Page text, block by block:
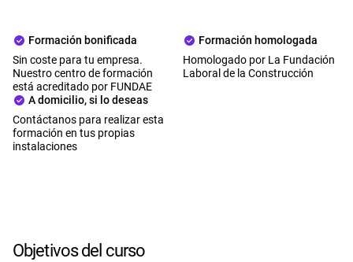
Formación bonificada
Sin coste para tu empresa.
Nuestro centro de formación
está acreditado por FUNDAE
Formación homologada
Homologado por La Fundación
Laboral de la Construcción
A domicilio, si lo deseas
Contáctanos para realizar esta
formación en tus propias
instalaciones
Objetivos del curso